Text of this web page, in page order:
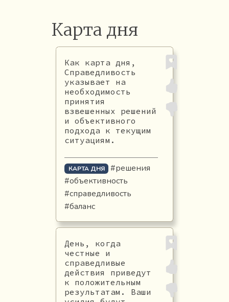
Карта дня
Как карта дня,
Справедливость
указывает на
необходимость
принятия
взвешенных решений
и объективного
подхода к текущим
ситуациям.
КАРТА ДНЯ
#решения
#объективность
#справедливость
#баланс
День, когда
честные и
справедливые
действия приведут
к положительным
результатам. Ваши